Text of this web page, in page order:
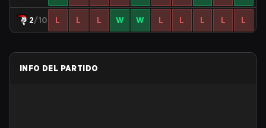
2/10 L L L W W L L L L L
INFO DEL PARTIDO